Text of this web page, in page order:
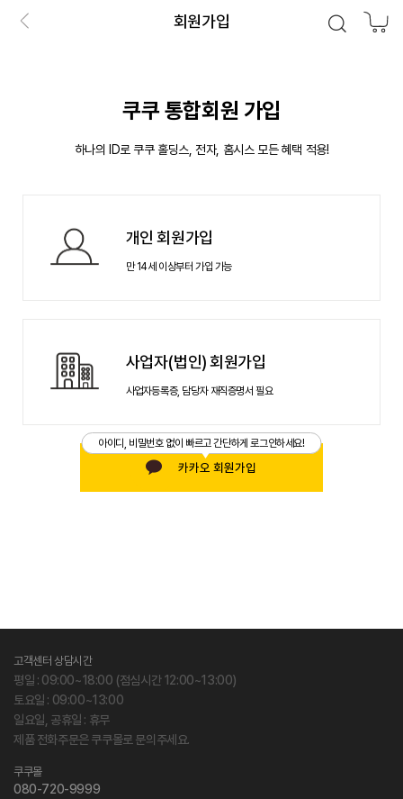
회원가입
쿠쿠 통합회원 가입
하나의 ID로 쿠쿠 홀딩스, 전자, 홈시스 모든 혜택 적용!
개인 회원가입
만 14세 이상부터 가입 가능
사업자(법인) 회원가입
사업자등록증, 담당자 재직증명서 필요
아이디, 비밀번호 없이 빠르고 간단하게 로그인하세요!
카카오 회원가입
고객센터 상담시간
평일 : 09:00~18:00 (점심시간 12:00~13:00)
토요일 : 09:00~13:00
일요일, 공휴일 : 휴무
제품 전화주문은 쿠쿠몰로 문의주세요.
쿠쿠몰
080-720-9999